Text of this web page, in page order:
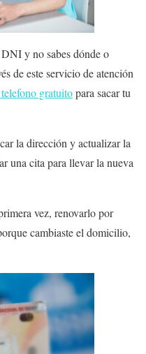
y no sabes dónde o
de este servicio de atención
gratuitopara sacar tu
la dirección y actualizar la
una cita para llevar la nueva
vez, renovarlo por
cambiaste el domicilio,